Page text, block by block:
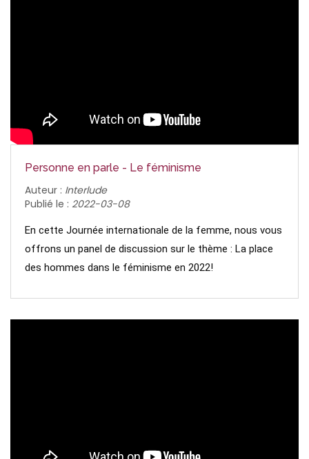
Personne en parle - Le féminisme
Auteur : Interlude
Publié le : 2022-03-08
En cette Journée internationale de la femme, nous vous
offrons un panel de discussion sur le thème : La place
des hommes dans le féminisme en 2022!